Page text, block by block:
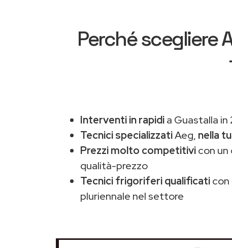
Perché scegliere
Interventi in rapidia Guastalla
Tecnici specializzatiAeg, nella
Prezzi molto competitivicon
qualità-prezzo
Tecnici frigoriferi qualificaticon
pluriennale nel settore